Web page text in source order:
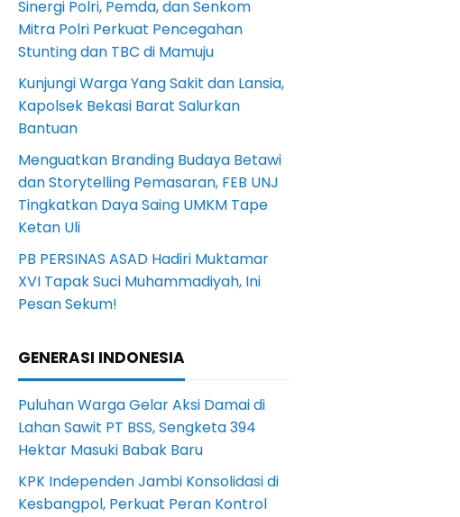
Sinergi Polri, Pemda, dan Senkom
Mitra Polri Perkuat Pencegahan
Stunting dan TBC di Mamuju
Kunjungi Warga Yang Sakit dan Lansia,
Kapolsek Bekasi Barat Salurkan
Bantuan
Menguatkan Branding Budaya Betawi
dan Storytelling Pemasaran, FEB UNJ
Tingkatkan Daya Saing UMKM Tape
Ketan Uli
PB PERSINAS ASAD Hadiri Muktamar
XVI Tapak Suci Muhammadiyah, Ini
Pesan Sekum!
GENERASI INDONESIA
Puluhan Warga Gelar Aksi Damai di
Lahan Sawit PT BSS, Sengketa 394
Hektar Masuki Babak Baru
KPK Independen Jambi Konsolidasi di
Kesbangpol, Perkuat Peran Kontrol